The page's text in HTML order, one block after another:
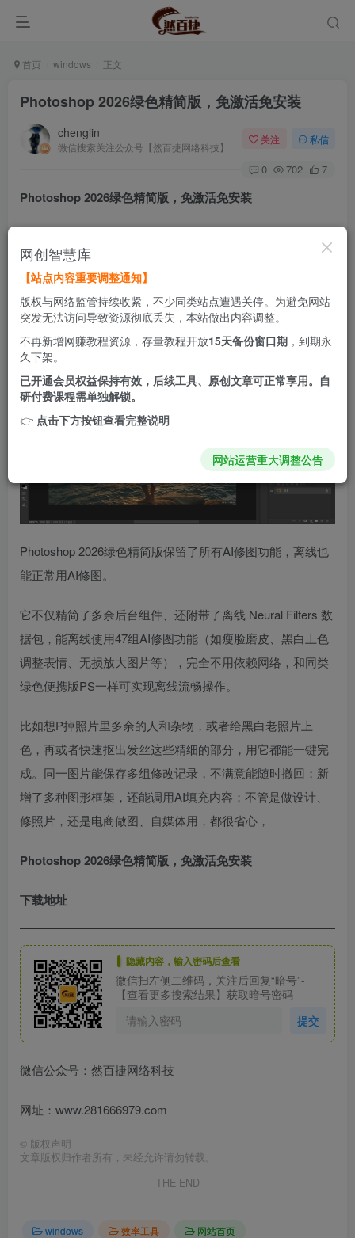
首页 windows 正文
Photoshop 2026绿色精简版，免激活免安装
chenglin
微信搜索关注公众号【然百捷网络科技】
关注 私信
0 702 7
Photoshop 2026绿色精简版，免激活免安装
总跑一堆用不上的东西，那么这个版本可以帮你省掉这些
事。它解压就能直接用，不用安装，也没有那些后台进程和
登录要求。
Photoshop 2026绿色精简版保留了所有AI修图功能，离线也
能正常用AI修图。
它不仅精简了多余后台组件、还附带了离线 Neural Filters 数
据包，能离线使用47组AI修图功能（如瘦脸磨皮、黑白上色
调整表情、无损放大图片等），完全不用依赖网络，和同类
绿色便携版PS一样可实现离线流畅操作。
比如想P掉照片里多余的人和杂物，或者给黑白老照片上
色，再或者快速抠出发丝这些精细的部分，用它都能一键完
成。同一图片能保存多组修改记录，不满意能随时撤回；新
增了多种图形框架，还能调用AI填充内容；不管是做设计、
修照片，还是电商做图、自媒体用，都很省心，
Photoshop 2026绿色精简版，免激活免安装
下载地址
隐藏内容，输入密码后查看
微信扫左侧二维码，关注后回复“暗号”-
【查看更多搜索结果】获取暗号密码
提交
微信公众号：然百捷网络科技
网址：www.281666979.com
© 版权声明
文章版权归作者所有，未经允许请勿转载。
THE END
windows 效率工具
网站首页
网创智慧库
【站点内容重要调整通知】
版权与网络监管持续收紧，不少同类站点遭遇关停。为避免网站
突发无法访问导致资源彻底丢失，本站做出内容调整。
不再新增网赚教程资源，存量教程开放15天备份窗口期 ，到期永
久下架。
已开通会员权益保持有效，后续工具、原创文章可正常享用。自
研付费课程需单独解锁。
👉 点击下方按钮查看完整说明
网站运营重大调整公告